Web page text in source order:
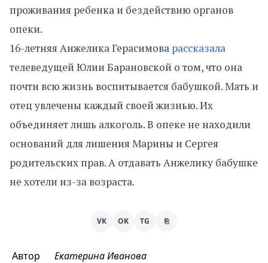
проживания ребенка и бездействию органов
опеки.
16-летняя Анжелика Герасимова рассказала
телеведущей Юлии Барановской о том, что она
почти всю жизнь воспитывается бабушкой. Мать и
отец увлечены каждый своей жизнью. Их
объединяет лишь алкоголь. В опеке не находили
оснований для лишения Марины и Сергея
родительских прав. А отдавать Анжелику бабушке
не хотели из-за возраста.
VK OK TG ⎘
Автор Екатерина Иванова